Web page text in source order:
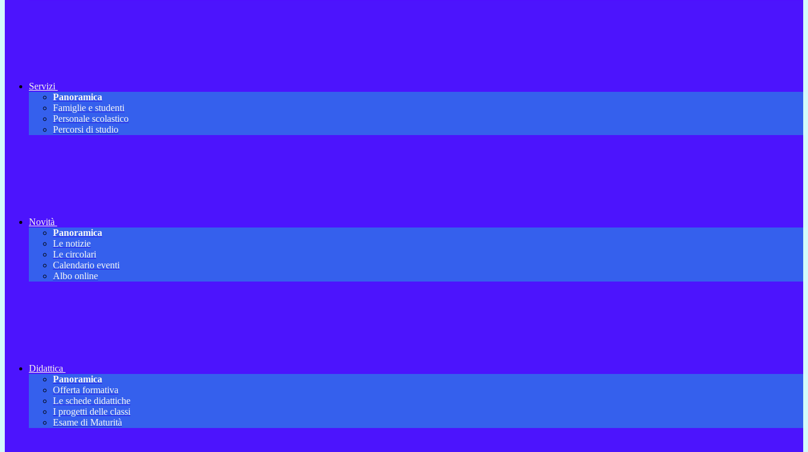
Servizi
Panoramica
Famiglie e studenti
Personale scolastico
Percorsi di studio
Novità
Panoramica
Le notizie
Le circolari
Calendario eventi
Albo online
Didattica
Panoramica
Offerta formativa
Le schede didattiche
I progetti delle classi
Esame di Maturità